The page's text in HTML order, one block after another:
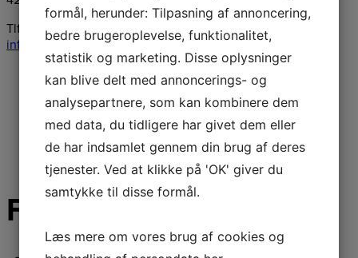
Tlf.:
58547276
info@jongshoej-maskiner.dk
Følg os på facebook
formål, herunder: Tilpasning af annoncering,
bedre brugeroplevelse, funktionalitet,
statistik og marketing. Disse oplysninger
kan blive delt med annoncerings- og
analysepartnere, som kan kombinere dem
med data, du tidligere har givet dem eller
de har indsamlet gennem din brug af deres
tjenester. Ved at klikke på 'OK' giver du
samtykke til disse formål.
Læs mere om vores brug af cookies og